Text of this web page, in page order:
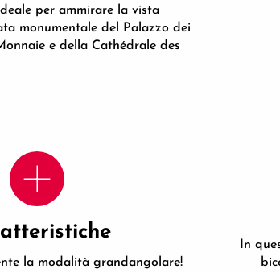
per ammirare la vista
monumentale del Palazzo dei
e della Cathédrale des
la modalità grandangolare!
In